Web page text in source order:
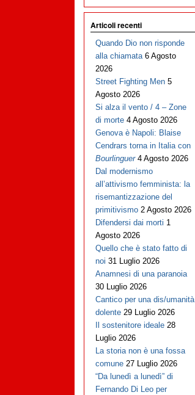
Articoli recenti
Quando Dio non risponde
alla chiamata 6 Agosto
2026
Street Fighting Men 5
Agosto 2026
Si alza il vento / 4 – Zone
di morte 4 Agosto 2026
Genova è Napoli: Blaise
Cendrars torna in Italia con
Bourlinguer 4 Agosto 2026
Dal modernismo
all’attivismo femminista: la
risemantizzazione del
primitivismo 2 Agosto 2026
Difendersi dai morti 1
Agosto 2026
Quello che è stato fatto di
noi 31 Luglio 2026
Anamnesi di una paranoia
30 Luglio 2026
Cantico per una dis/umanità
dolente 29 Luglio 2026
Il sostenitore ideale 28
Luglio 2026
La storia non è una fossa
comune 27 Luglio 2026
“Da lunedì a lunedì” di
Fernando Di Leo per